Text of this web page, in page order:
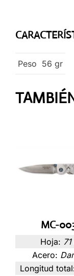
Peso 56 gr
MC-
Hoja: 71
Acero:
Longitud